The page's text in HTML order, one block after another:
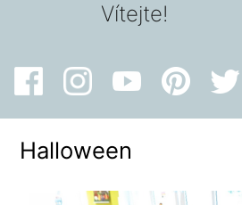
Vítejte!
Halloween